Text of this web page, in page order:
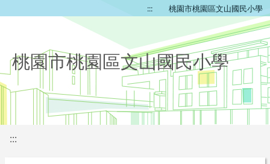
::: 桃園市桃園區文山國民小學
桃園市桃園區文山國民小學
:::